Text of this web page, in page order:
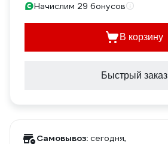
Начислим 29 бонусов
В корзину
Быстрый заказ
Самовывоз: сегодня,